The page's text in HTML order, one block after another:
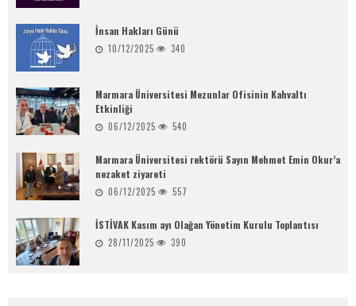
İnsan Hakları Günü
10/12/2025 340
Marmara Üniversitesi Mezunlar Ofisinin Kahvaltı
Etkinliği
06/12/2025 540
Marmara Üniversitesi rektörü Sayın Mehmet Emin Okur’a
nezaket ziyareti
06/12/2025 557
İSTİVAK Kasım ayı Olağan Yönetim Kurulu Toplantısı
28/11/2025 390